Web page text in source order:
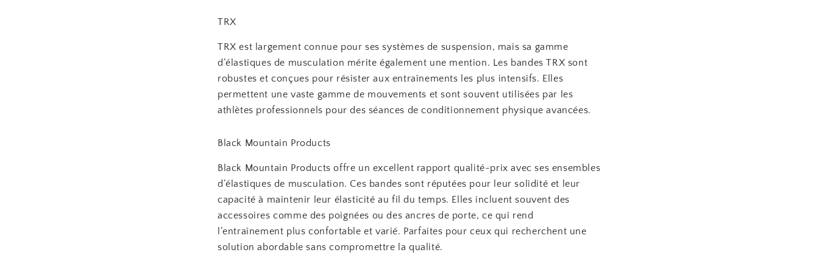
TRX
TRX est largement connue pour ses systèmes de suspension, mais sa gamme
d’élastiques de musculation mérite également une mention. Les bandes TRX sont
robustes et conçues pour résister aux entraînements les plus intensifs. Elles
permettent une vaste gamme de mouvements et sont souvent utilisées par les
athlètes professionnels pour des séances de conditionnement physique avancées.
Black Mountain Products
Black Mountain Products offre un excellent rapport qualité-prix avec ses ensembles
d’élastiques de musculation. Ces bandes sont réputées pour leur solidité et leur
capacité à maintenir leur élasticité au fil du temps. Elles incluent souvent des
accessoires comme des poignées ou des ancres de porte, ce qui rend
l’entraînement plus confortable et varié. Parfaites pour ceux qui recherchent une
solution abordable sans compromettre la qualité.